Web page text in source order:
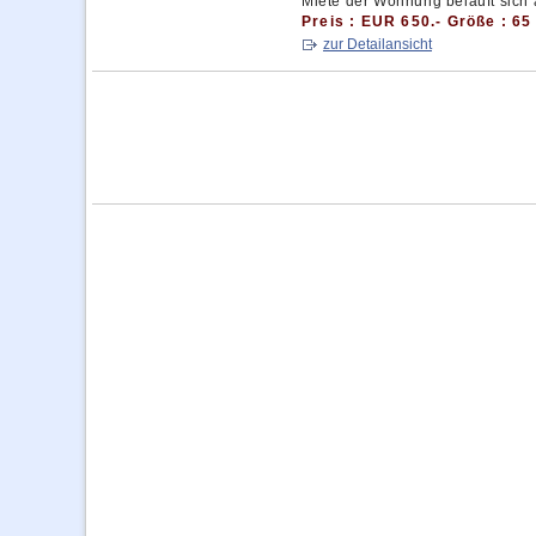
Preis : EUR 650.- Größe : 65
zur Detailansicht